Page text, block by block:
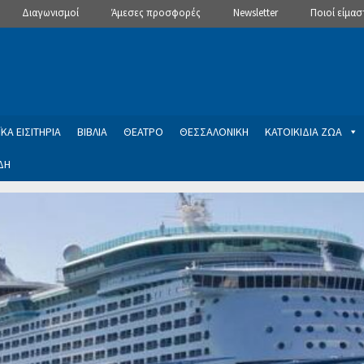
Διαγωνισμοί Άμεσες προσφορές Newsletter Ποιοί
ΕΙΣΙΤΗΡΙΑ ΒΙΒΛΙΑ ΘΕΑΤΡΟ ΘΕΣΣΑΛΟΝΙΚΗ ΚΑΤΟΙΚΙΔΙΑ ΖΩΑ
Newsletter
εγγραφής στο Newsletter του Dealistas.grΕπικοινωνία